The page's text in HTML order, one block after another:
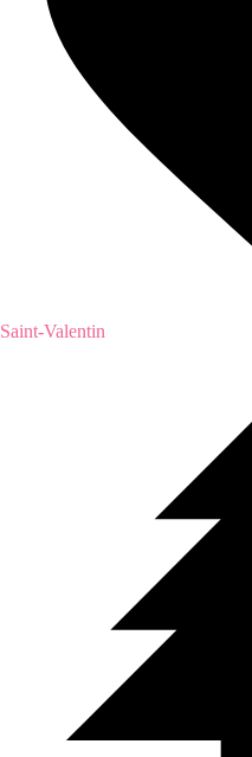
Saint-Valentin